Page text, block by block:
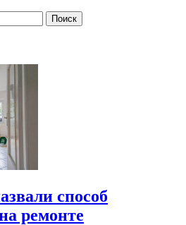
способ
ремонте